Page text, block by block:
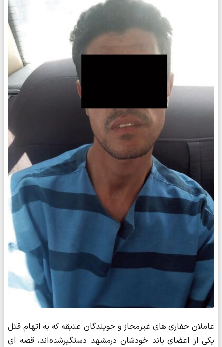
عاملان حفاری های غیرمجاز و جویندگان عتیقه که به اتهام قتل
یکی از اعضای باند خودشان درمشهد دستگیرشده اند، قصه ای